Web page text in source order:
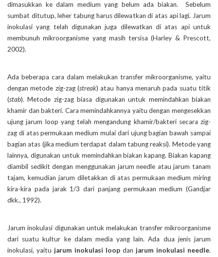
dimasukkan ke dalam medium yang belum ada biakan. Sebelum
sumbat ditutup, leher tabung harus dilewatkan di atas api lagi. Jarum
inokulasi yang telah digunakan juga dilewatkan di atas api untuk
membunuh mikroorganisme yang masih tersisa (Harley & Prescott,
2002).
Ada beberapa cara dalam melakukan transfer mikroorganisme, yaitu
dengan metode zig-zag (streak) atau hanya menaruh pada suatu titik
(stab). Metode zig-zag biasa digunakan untuk memindahkan biakan
khamir dan bakteri. Cara memindahkannya yaitu dengan mengesekkan
ujung jarum loop yang telah mengandung khamir/bakteri secara zig-
zag di atas permukaan medium mulai dari ujung bagian bawah sampai
bagian atas (jika medium terdapat dalam tabung reaksi). Metode yang
lainnya, digunakan untuk memindahkan biakan kapang. Biakan kapang
diambil sedikit dengan menggunakan jarum needle atau jarum tanam
tajam, kemudian jarum diletakkan di atas permukaan medium miring
kira-kira pada jarak 1/3 dari panjang permukaan medium (Gandjar
dkk., 1992).
Jarum inokulasi digunakan untuk melakukan transfer mikroorganisme
dari suatu kultur ke dalam media yang lain. Ada dua jenis jarum
inokulasi, yaitu jarum inokulasi loop dan jarum inokulasi needle.